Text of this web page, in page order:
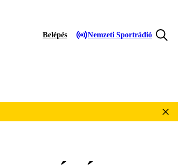
Belépés Nemzeti Sportrádió